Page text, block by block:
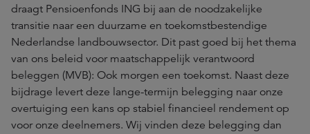
draagt Pensioenfonds ING bij aan de noodzakelijke
transitie naar een duurzame en toekomstbestendige
Nederlandse landbouwsector. Dit past goed bij het thema
van ons beleid voor maatschappelijk verantwoord
beleggen (MVB): Ook morgen een toekomst. Naast deze
bijdrage levert deze lange-termijn belegging naar onze
overtuiging een kans op stabiel financieel rendement op
voor onze deelnemers. Wij vinden deze belegging dan